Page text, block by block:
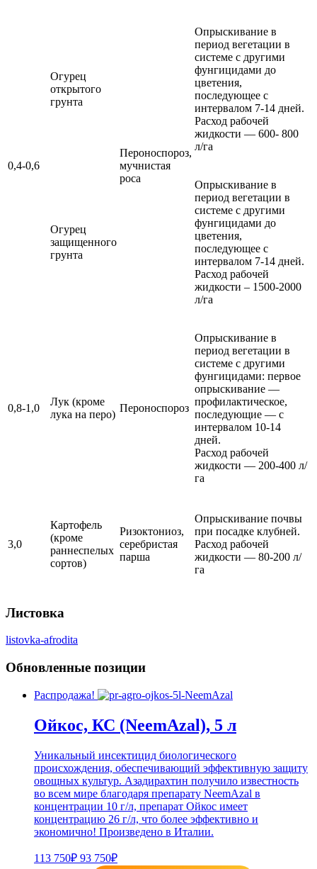
0,4-0,6
Огурец
открытого
грунта
Пероноспороз,
мучнистая
роса
Опрыскивание в
период вегетации в
системе с другими
фунгицидами до
цветения,
последующее с
интервалом 7-14 дней.
Расход рабочей
жидкости — 600- 800
л/га
Огурец
защищенного
грунта
Опрыскивание в
период вегетации в
системе с другими
фунгицидами до
цветения,
последующее с
интервалом 7-14 дней.
Расход рабочей
жидкости – 1500-2000
л/га
0,8-1,0
Лук (кроме
лука на перо)
Пероноспороз
Опрыскивание в
период вегетации в
системе с другими
фунгицидами: первое
опрыскивание —
профилактическое,
последующие — с
интервалом 10-14
дней.
Расход рабочей
жидкости — 200-400 л/
га
3,0
Картофель
(кроме
раннеспелых
сортов)
Ризоктониоз,
серебристая
парша
Опрыскивание почвы
при посадке клубней.
Расход рабочей
жидкости — 80-200 л/
га
Листовка
listovka-afrodita
Обновленные позиции
Распродажа!
Ойкос, КС (NeemAzal), 5 л
Уникальный инсектицид биологического
происхождения, обеспечивающий эффективную защиту
овощных культур. Азадирахтин получило известность
во всем мире благодаря препарату NeemAzal в
концентрации 10 г/л, препарат Ойкос имеет
концентрацию 26 г/л, что более эффективно и
экономично! Произведено в Италии.
113 750₽ 93 750₽